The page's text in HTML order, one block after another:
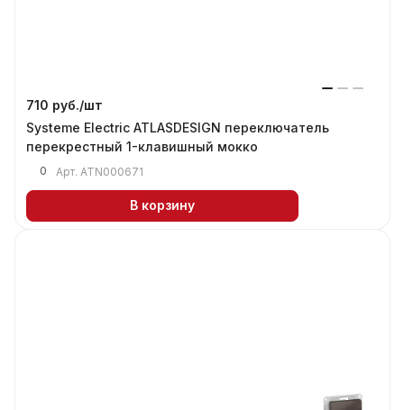
710 руб./шт
Systeme Electric ATLASDESIGN переключатель
перекрестный 1-клавишный мокко
0 Арт. ATN000671
В корзину